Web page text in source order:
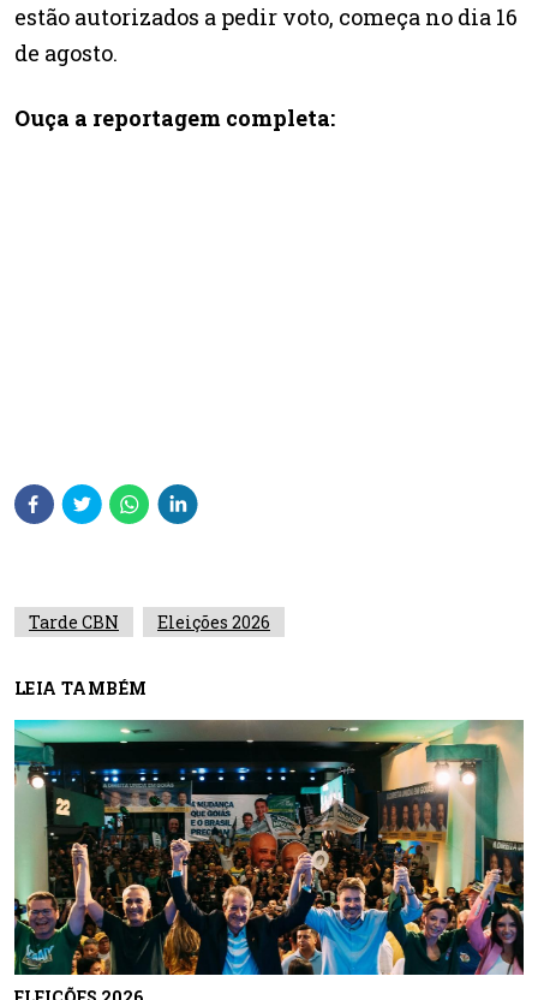
estão autorizados a pedir voto, começa no dia 16
de agosto.
Ouça a reportagem completa:
Tarde CBN Eleições 2026
LEIA TAMBÉM